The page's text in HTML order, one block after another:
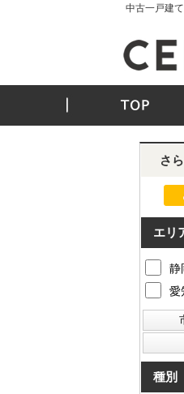
中古一戸建
TOP
さ
エリ
静
愛
種別